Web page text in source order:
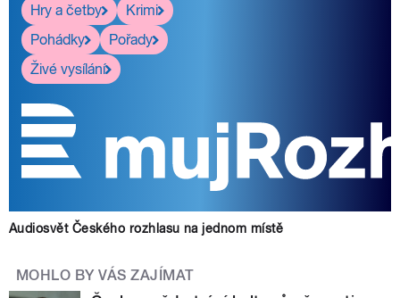
Hry a četby
Krimi
Pohádky
Pořady
Živé vysílání
Audiosvět Českého rozhlasu na jednom místě
MOHLO BY VÁS ZAJÍMAT